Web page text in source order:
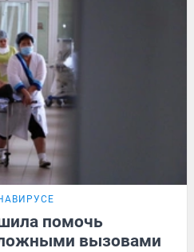
помочь
вызовами